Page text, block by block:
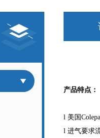
产品特点：
l 美国
l 进气要求